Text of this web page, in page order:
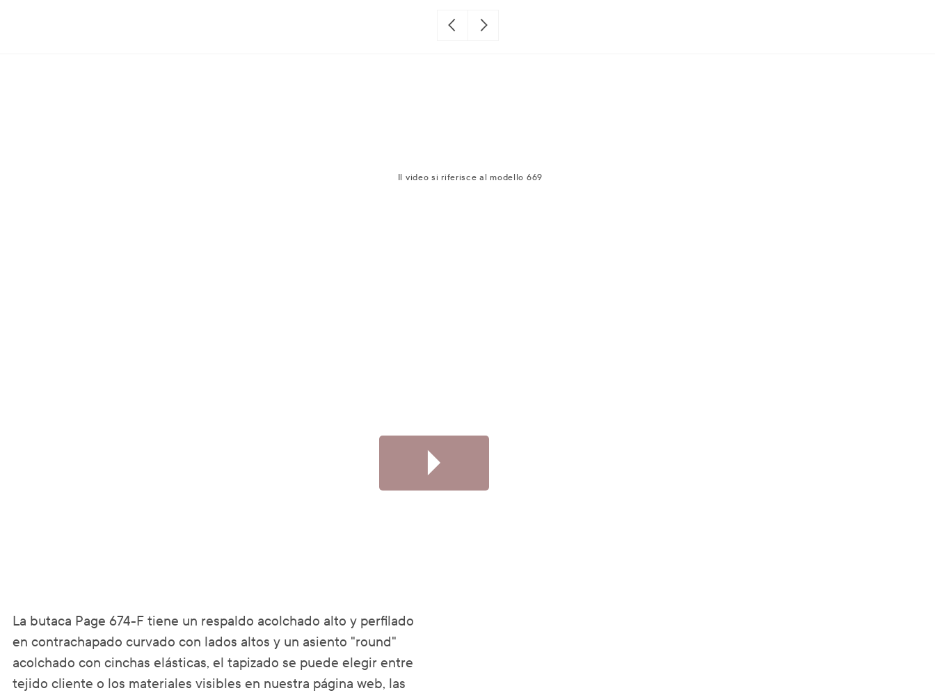
Il video si riferisce al modello 669
La butaca Page 674-F tiene un respaldo acolchado alto y perfilado
en contrachapado curvado con lados altos y un asiento "round"
acolchado con cinchas elásticas, el tapizado se puede elegir entre
tejido cliente o los materiales visibles en nuestra página web, las